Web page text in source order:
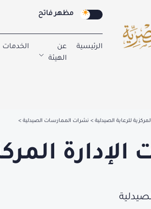
مظهر فاتح
الرئيسية
عن
الهيئة
الخدمات
للرعاية الصيدلية نشرات الممارسات الصيدلية